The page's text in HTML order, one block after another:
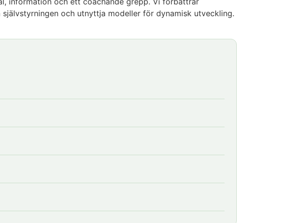
och utnyttja modeller för dynamisk utveckling.